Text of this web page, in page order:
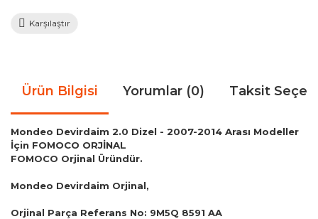
Karşılaştır
Ürün Bilgisi Yorumlar (0) Taksit
Mondeo Devirdaim 2.0 Dizel - 2007-2014 Arası Modeller
İçin FOMOCO ORJİNAL
FOMOCO Orjinal Üründür.
Mondeo Devirdaim Orjinal,
Orjinal Parça Referans No: 9M5Q 8591 AA